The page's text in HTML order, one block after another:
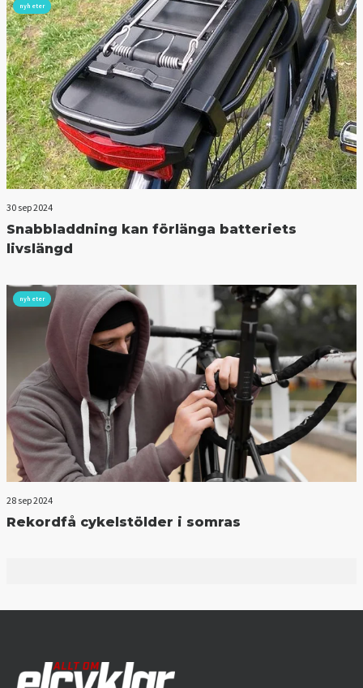
nyheter
30 sep 2024
Snabbladdning kan förlänga batteriets
livslängd
nyheter
28 sep 2024
Rekordfå cykelstölder i somras